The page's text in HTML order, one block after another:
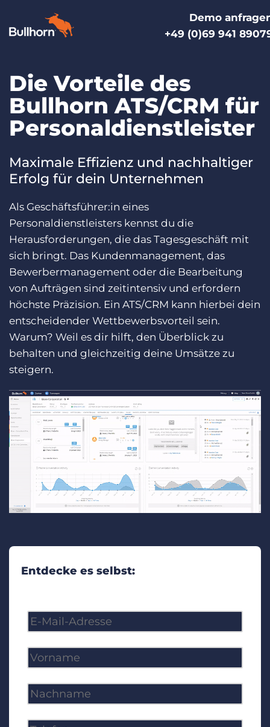
Demo
+49 (0)69 941
Produkte
Preise
Ressourcen
Marktplatz
Unternehmen
Demo anfragen Login
Die Vorteile des
Bullhorn ATS/CRM für
Personaldienstleister
Maximale Effizienz und nachhaltiger
Erfolg für dein Unternehmen
Als Geschäftsführer:in eines
Personaldienstleisters kennst du die
Herausforderungen, die das Tagesgeschäft mit
sich bringt. Das Kundenmanagement, das
Bewerbermanagement oder die Bearbeitung
von Aufträgen sind zeitintensiv und erfordern
höchste Präzision. Ein ATS/CRM kann hierbei dein
entscheidender Wettbewerbsvorteil sein.
Warum? Weil es dir hilft, den Überblick zu
behalten und gleichzeitig deine Umsätze zu
steigern.
Entdecke es selbst: